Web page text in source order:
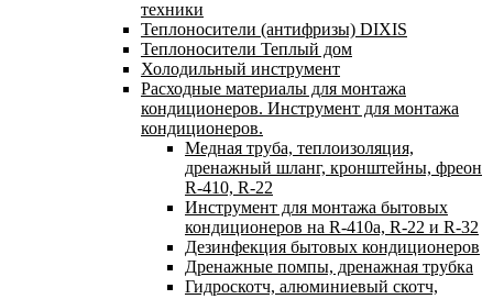
техники
Теплоносители (антифризы) DIXIS
Теплоносители Теплый дом
Холодильный инструмент
Расходные материалы для монтажа
кондиционеров. Инструмент для монтажа
кондиционеров.
Медная труба, теплоизоляция,
дренажный шланг, кронштейны, фреон
R-410, R-22
Инструмент для монтажа бытовых
кондиционеров на R-410а, R-22 и R-32
Дезинфекция бытовых кондиционеров
Дренажные помпы, дренажная трубка
Гидроскотч, алюминиевый скотч,